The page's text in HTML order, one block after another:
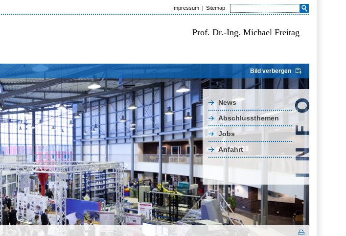
Impressum Sitemap
Prof. Dr.-Ing. Michael Freitag
Bild verbergen
News
Abschlussthemen
Jobs
Anfahrt